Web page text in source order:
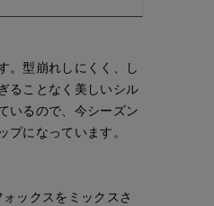
。型崩れしにくく、し
ることなく美しいシル
いるので、今シーズン
になっています。
ックスをミックスさ